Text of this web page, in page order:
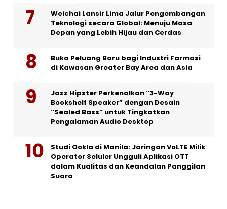
Weichai Lansir Lima Jalur Pengembangan
Teknologi secara Global: Menuju Masa
Depan yang Lebih Hijau dan Cerdas
Buka Peluang Baru bagi Industri Farmasi
di Kawasan Greater Bay Area dan Asia
Jazz Hipster Perkenalkan “3-Way
Bookshelf Speaker” dengan Desain
“Sealed Bass” untuk Tingkatkan
Pengalaman Audio Desktop
Studi Ookla di Manila: Jaringan VoLTE Milik
Operator Seluler Ungguli Aplikasi OTT
dalam Kualitas dan Keandalan Panggilan
Suara